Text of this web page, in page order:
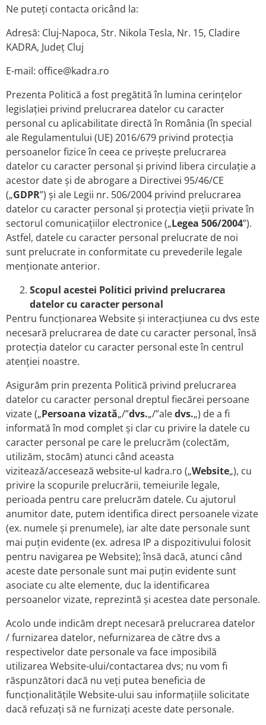
Ne puteți contacta oricând la:
Adresă: Cluj-Napoca, Str. Nikola Tesla, Nr. 15, Cladire
KADRA, Județ Cluj
E-mail: office@kadra.ro
Prezenta Politică a fost pregătită în lumina cerințelor
legislației privind prelucrarea datelor cu caracter
personal cu aplicabilitate directă în România (în special
ale Regulamentului (UE) 2016/679 privind protecția
persoanelor fizice în ceea ce privește prelucrarea
datelor cu caracter personal și privind libera circulație a
acestor date și de abrogare a Directivei 95/46/CE
(„GDPR”) și ale Legii nr. 506/2004 privind prelucrarea
datelor cu caracter personal și protecția vieții private în
sectorul comunicațiilor electronice („Legea 506/2004”).
Astfel, datele cu caracter personal prelucrate de noi
sunt prelucrate in conformitate cu prevederile legale
menționate anterior.
Scopul acestei Politici privind prelucrarea
datelor cu caracter personal
Pentru funcționarea Website și interacțiunea cu dvs este
necesară prelucrarea de date cu caracter personal, însă
protecția datelor cu caracter personal este în centrul
atenției noastre.
Asigurăm prin prezenta Politică privind prelucrarea
datelor cu caracter personal dreptul fiecărei persoane
vizate („Persoana vizată„/”dvs.„/”aledvs.„) de a fi
informată în mod complet și clar cu privire la datele cu
caracter personal pe care le prelucrăm (colectăm,
utilizăm, stocăm) atunci când aceasta
vizitează/accesează website-ul kadra.ro („Website„), cu
privire la scopurile prelucrării, temeiurile legale,
perioada pentru care prelucrăm datele. Cu ajutorul
anumitor date, putem identifica direct persoanele vizate
(ex. numele și prenumele), iar alte date personale sunt
mai puțin evidente (ex. adresa IP a dispozitivului folosit
pentru navigarea pe Website); însă dacă, atunci când
aceste date personale sunt mai puțin evidente sunt
asociate cu alte elemente, duc la identificarea
persoanelor vizate, reprezintă și acestea date personale.
Acolo unde indicăm drept necesară prelucrarea datelor
/ furnizarea datelor, nefurnizarea de către dvs a
respectivelor date personale va face imposibilă
utilizarea Website-ului/contactarea dvs; nu vom fi
răspunzători dacă nu veți putea beneficia de
funcționalitățile Website-ului sau informațiile solicitate
dacă refuzați să ne furnizați aceste date personale.